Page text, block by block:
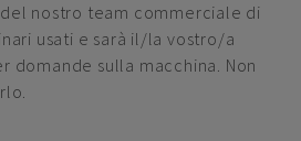
nostro team commerciale di
usati e sarà il/la vostro/a
domande sulla macchina. Non